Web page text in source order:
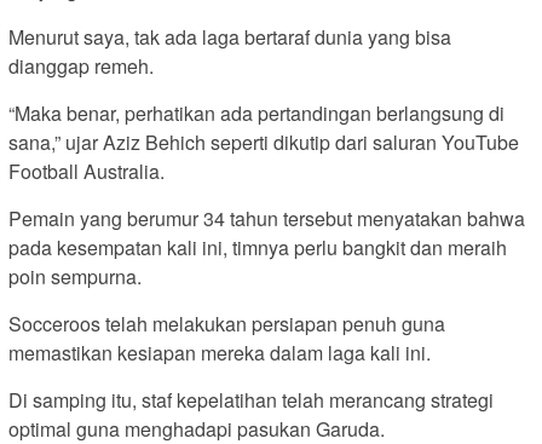
Menurut saya, tak ada laga bertaraf dunia yang bisa
dianggap remeh.
“Maka benar, perhatikan ada pertandingan berlangsung di
sana,” ujar Aziz Behich seperti dikutip dari saluran YouTube
Football Australia.
Pemain yang berumur 34 tahun tersebut menyatakan bahwa
pada kesempatan kali ini, timnya perlu bangkit dan meraih
poin sempurna.
Socceroos telah melakukan persiapan penuh guna
memastikan kesiapan mereka dalam laga kali ini.
Di samping itu, staf kepelatihan telah merancang strategi
optimal guna menghadapi pasukan Garuda.